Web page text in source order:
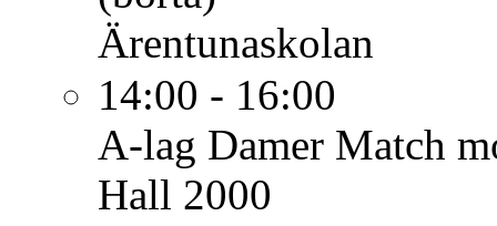
Ärentunaskolan
14:00 - 16:00
A-lag Damer Match
Hall 2000